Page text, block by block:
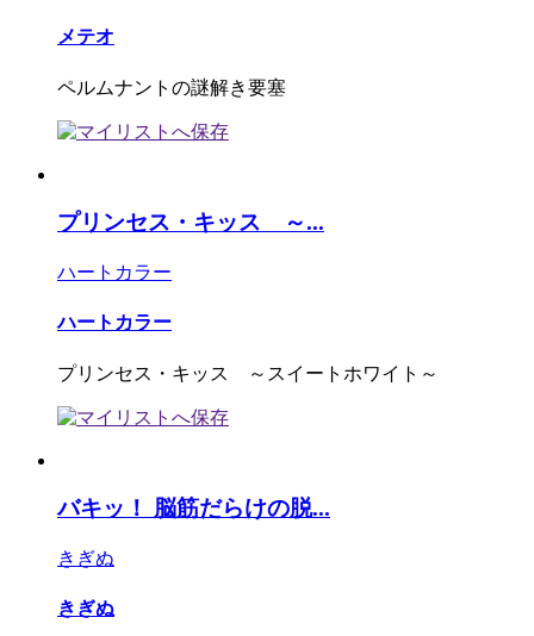
メテオ
ペルムナントの謎解き要塞
プリンセス・キッス ～...
ハートカラー
ハートカラー
プリンセス・キッス ～スイートホワイト～
バキッ！ 脳筋だらけの脱...
きぎぬ
きぎぬ